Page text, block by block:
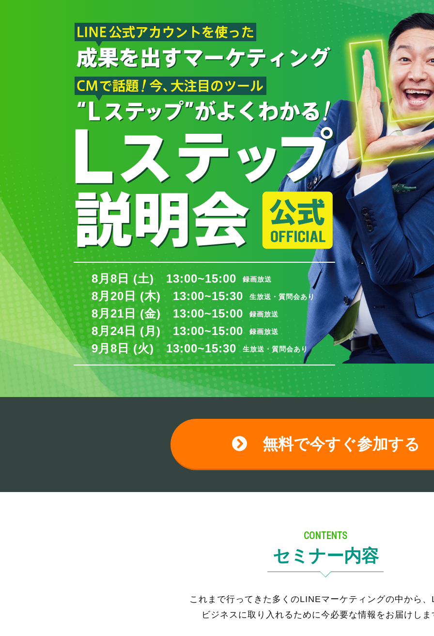
8月8日 (土) 13:00~15:00 録画放送
8月20日 (木) 13:00~15:30 生放送・質問会あり
8月21日 (金) 13:00~15:00 録画放送
8月24日 (月) 13:00~15:00 録画放送
9月8日 (火) 13:00~15:30 生放送・質問会あり
無料で今すぐ参加する
CONTENTS
セミナー内容
これまで行ってきた多くのLINEマーケティングの中から
ビジネスに取り入れるために今必要な情報をお届けしま